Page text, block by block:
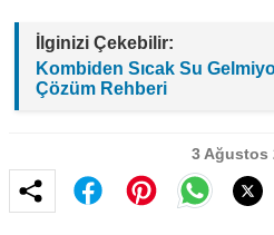
İlginizi Çekebilir:
Kombiden Sıcak Su
Çözüm Rehberi
3 Ağustos